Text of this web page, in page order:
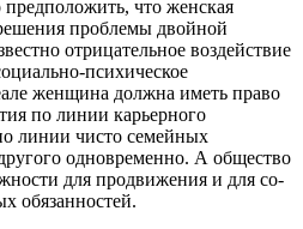
что женская
проблемы двойной
отрицательное воздействие
психическое
женщина должна иметь право
по линии карьерного
линии чисто семейных
одновременно. А общество
для продвижения и для со­
обязанностей.